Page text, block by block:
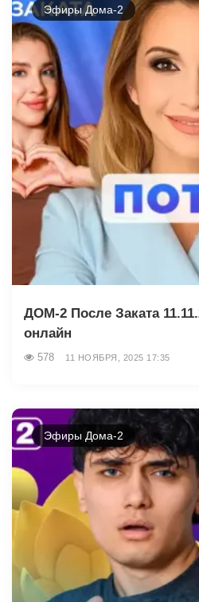
Эфиры Дома-2
ДОМ-2 После Заката
онлайн
578 11 НОЯБРЯ, 2025 17:35
Эфиры Дома-2